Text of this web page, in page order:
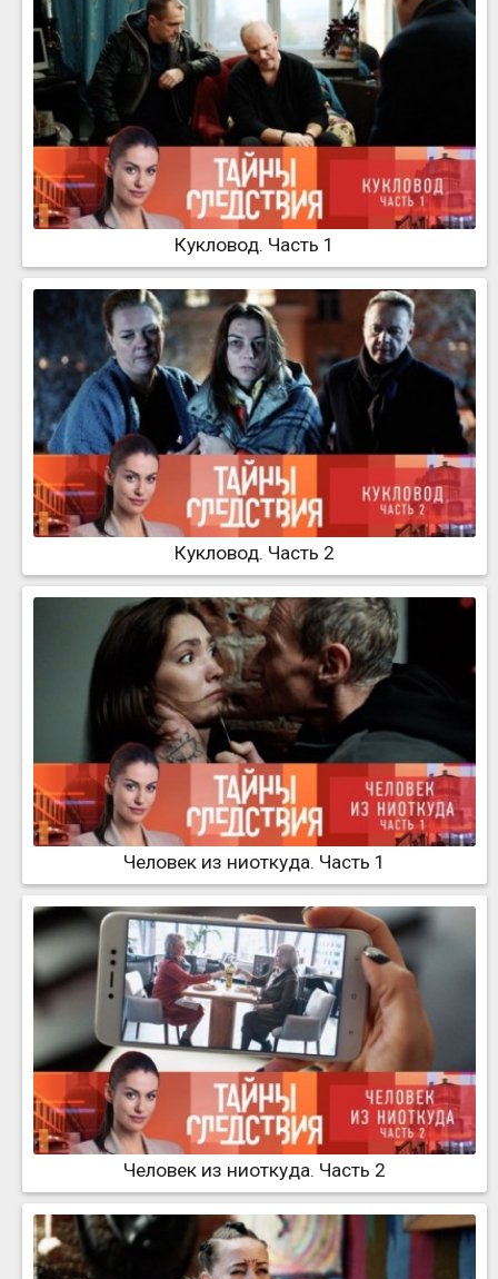
Кукловод. Часть 1
Кукловод. Часть 2
Человек из ниоткуда. Часть 1
Человек из ниоткуда. Часть 2